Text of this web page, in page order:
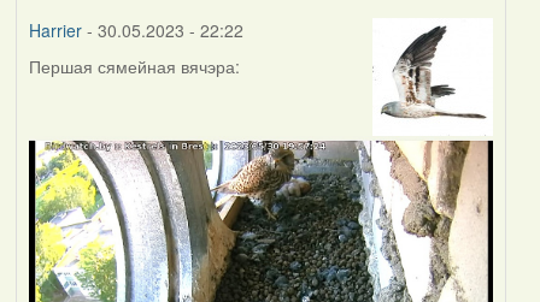
Harrier- 30.05.2023 - 22:22
Першая сямейная вячэра: